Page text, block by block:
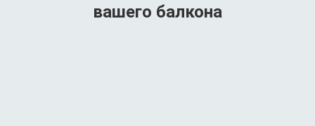
вашего балкона